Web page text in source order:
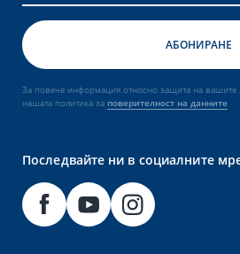
За повече информация относно защита на вашите
нашата политика за поверителност на данните
Последвайте ни в социалните